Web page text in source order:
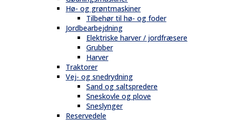
Hø- og grøntmaskiner
Tilbehør til hø- og foder
Jordbearbejdning
Elektriske harver / jordfræsere
Grubber
Harver
Traktorer
Vej- og snedrydning
Sand og saltspredere
Sneskovle og plove
Sneslynger
Reservedele